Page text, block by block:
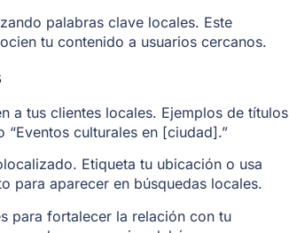
palabras clave locales. Este
tu contenido a usuarios cercanos.
a tus clientes locales. Ejemplos de títulos
culturales en [ciudad].”
Etiqueta tu ubicación o usa
para aparecer en búsquedas locales.
para fortalecer la relación con tu